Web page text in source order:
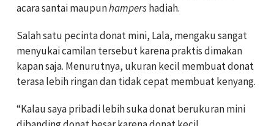
acara santai maupunhampershadiah.
Salah satu pecinta donat mini, Lala, mengaku sangat
menyukai camilan tersebut karena praktis dimakan
kapan saja. Menurutnya, ukuran kecil membuat donat
terasa lebih ringan dan tidak cepat membuat kenyang.
“Kalau saya pribadi lebih suka donat berukuran mini